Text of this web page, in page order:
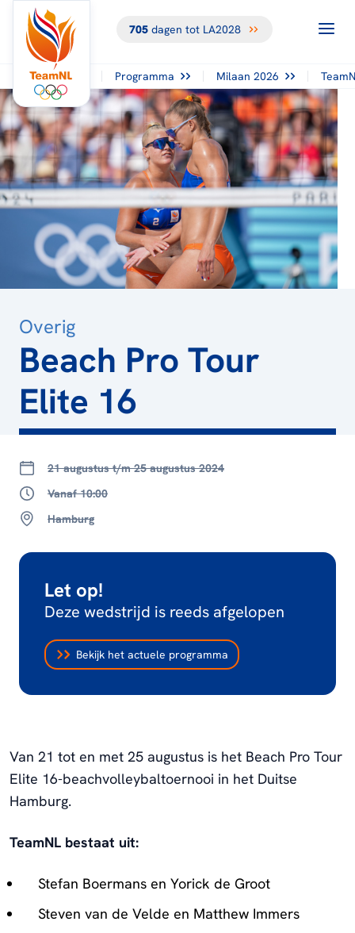
705dagen tot LA2028
Programma Milaan 2026
Overig
Beach Pro Tour
Elite 16
21 augustus t/m 25 augustus 2024
Vanaf 10:00
Hamburg
Let op!
Deze wedstrijd is reeds afgelopen
Bekijk het actuele programma
TERUG NAAR
OVERZICHT
Van 21 tot en met 25 augustus is het Beach Pro Tour
Elite 16-beachvolleybaltoernooi in het Duitse
Hamburg.
TeamNL bestaat uit:
Stefan Boermans en Yorick de Groot
Steven van de Velde en Matthew Immers